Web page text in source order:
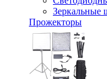
Зеркальные
Прожекторы